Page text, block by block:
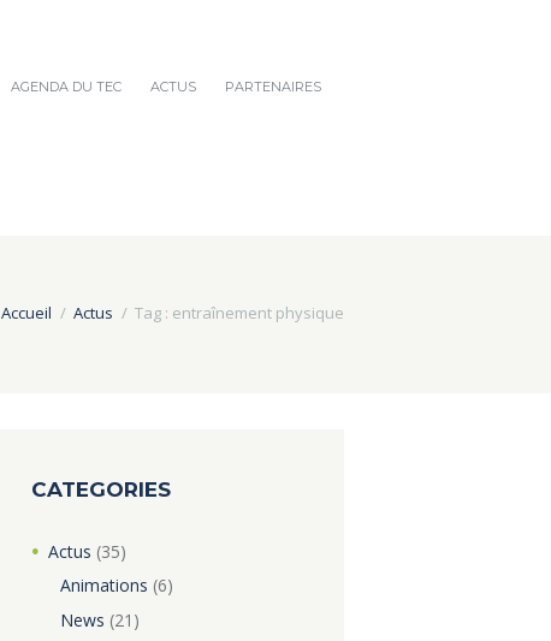
AGENDA DU TEC ACTUS PARTENAIRES
Accueil Actus Tag : entraînement physique
CATEGORIES
Actus (35)
Animations (6)
News (21)